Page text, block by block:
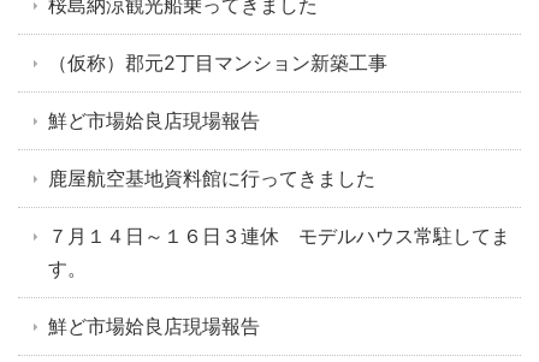
桜島納涼観光船乗ってきました
（仮称）郡元2丁目マンション新築工事
鮮ど市場姶良店現場報告
鹿屋航空基地資料館に行ってきました
７月１４日～１６日３連休 モデルハウス常駐してま
す。
鮮ど市場姶良店現場報告